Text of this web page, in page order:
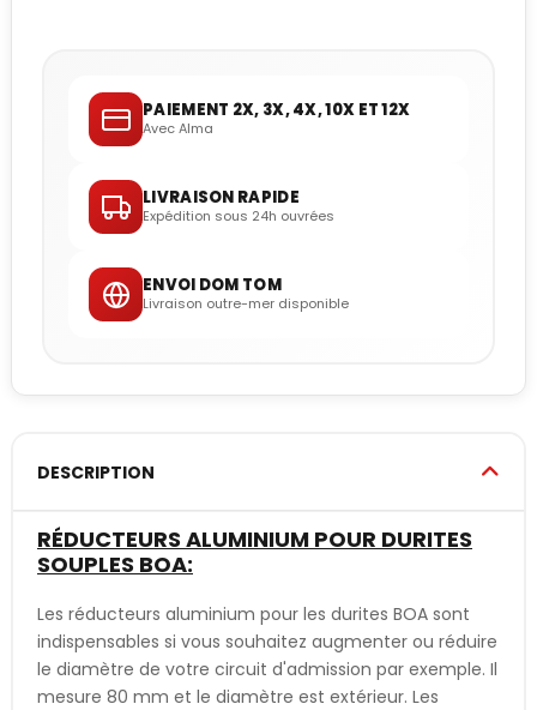
PAIEMENT 2X, 3X, 4X, 10X ET 12X
Avec Alma
LIVRAISON RAPIDE
Expédition sous 24h ouvrées
ENVOI DOM TOM
Livraison outre-mer disponible
DESCRIPTION
RÉDUCTEURS ALUMINIUM POUR DURITES
SOUPLES BOA:
Les réducteurs aluminium pour les durites BOA sont
indispensables si vous souhaitez augmenter ou réduire
le diamètre de votre circuit d'admission par exemple. Il
mesure 80 mm et le diamètre est extérieur. Les